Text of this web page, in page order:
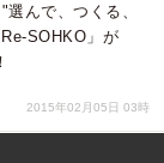
んで、つくる、
SOHKO」が
2015年02月05日 03時